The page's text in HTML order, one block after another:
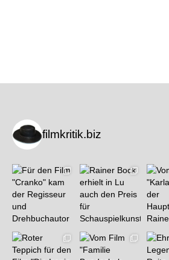
filmkritik.biz